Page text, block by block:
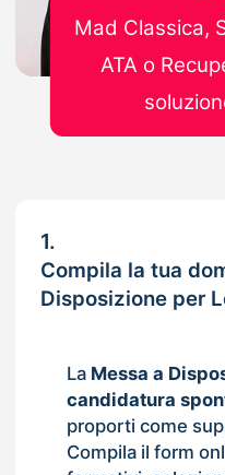
1.
Compila la tua
Disposizione per
La Messa a
candidatura
proporti come
Compila il form
Mad Classica,
ATA o